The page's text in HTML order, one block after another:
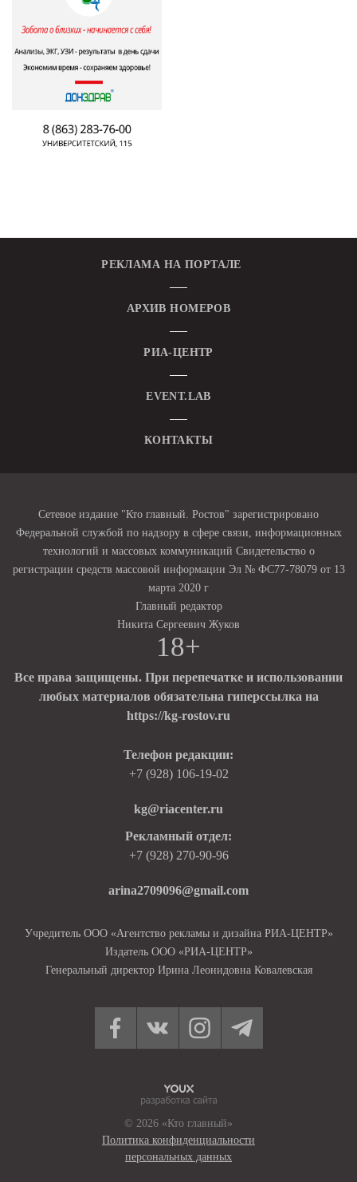
РЕКЛАМА НА ПОРТАЛЕ
АРХИВ НОМЕРОВ
РИА-ЦЕНТР
EVENT.LAB
КОНТАКТЫ
Сетевое издание "Кто главный. Ростов" зарегистрировано
Федеральной службой по надзору в сфере связи, информационных
технологий и массовых коммуникаций Свидетельство о
регистрации средств массовой информации Эл № ФС77-78079 от 13
марта 2020 г
Главный редактор
Никита Сергеевич Жуков
18+
Все права защищены. При перепечатке и использовании
любых материалов обязательна гиперссылка на
https://kg-rostov.ru
Телефон редакции:
+7 (928) 106-19-02
kg@riacenter.ru
Рекламный отдел:
+7 (928) 270-90-96
arina2709096@gmail.com
Учредитель ООО «Агентство рекламы и дизайна РИА-ЦЕНТР»
Издатель ООО «РИА-ЦЕНТР»
Генеральный директор Ирина Леонидовна Ковалевская
© 2026 «Кто главный»
Политика конфиденциальности
персональных данных